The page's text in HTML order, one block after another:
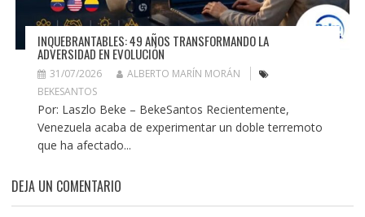
INQUEBRANTABLES: 49 AÑOS TRANSFORMANDO LA
ADVERSIDAD EN EVOLUCIÓN
31/07/2026
ALBERTO MARÍN MORÁN
BEKESANTOS
Por: Laszlo Beke – BekeSantos Recientemente,
Venezuela acaba de experimentar un doble terremoto
que ha afectado...
DEJA UN COMENTARIO